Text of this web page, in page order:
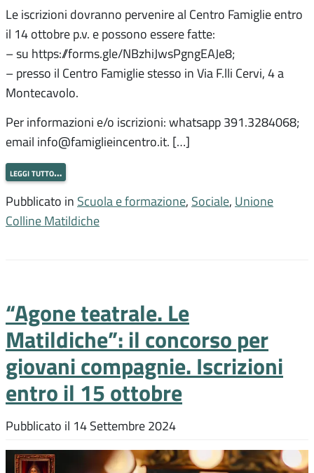
Le iscrizioni dovranno pervenire al Centro Famiglie entro
il 14 ottobre p.v. e possono essere fatte:
– su https://forms.gle/NBzhiJwsPgngEAJe8;
– presso il Centro Famiglie stesso in Via F.lli Cervi, 4 a
Montecavolo.
Per informazioni e/o iscrizioni: whatsapp 391.3284068;
email info@famiglieincentro.it. […]
leggi tutto…
Pubblicato in Scuola e formazione, Sociale, Unione
Colline Matildiche
“Agone teatrale. Le
Matildiche”: il concorso per
giovani compagnie. Iscrizioni
entro il 15 ottobre
Pubblicato il 14 Settembre 2024